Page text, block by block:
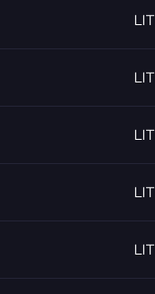
LIT
LIT
LIT
LIT
LIT